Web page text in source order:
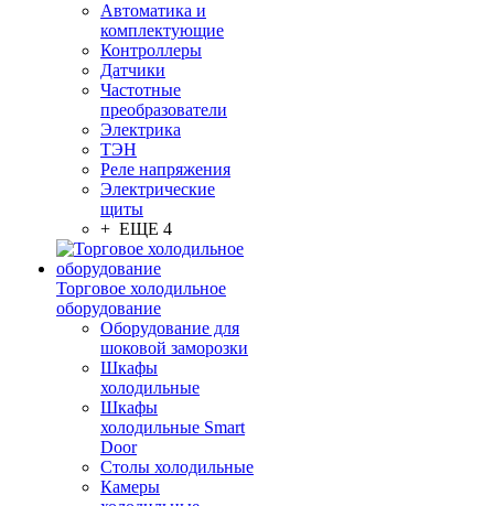
Автоматика и
комплектующие
Контроллеры
Датчики
Частотные
преобразователи
Электрика
ТЭН
Реле напряжения
Электрические
щиты
+ ЕЩЕ 4
Торговое холодильное
оборудование
Оборудование для
шоковой заморозки
Шкафы
холодильные
Шкафы
холодильные Smart
Door
Столы холодильные
Камеры